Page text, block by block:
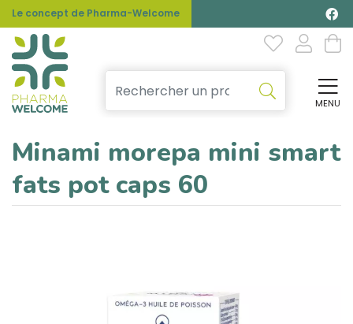
Le concept de Pharma-Welcome
MENU
Minami morepa mini smart
fats pot caps 60